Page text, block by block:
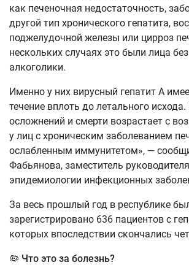
как печеночная недостаточность,
другой тип хронического гепатита,
поджелудочной железы или цирроз
нескольких случаях это были лица
алкоголики.
Именно у них вирусный гепатит A
течение вплоть до летального исхода.
осложнений и смерти возрастает с
у лиц с хроническим заболеванием
ослабленным иммунитетом», —
Фабьянова, заместитель
эпидемиологии инфекционных
За весь прошлый год в республике
зарегистрировано 636 пациентов с
которых впоследствии скончались
🦠 Что это за болезнь?